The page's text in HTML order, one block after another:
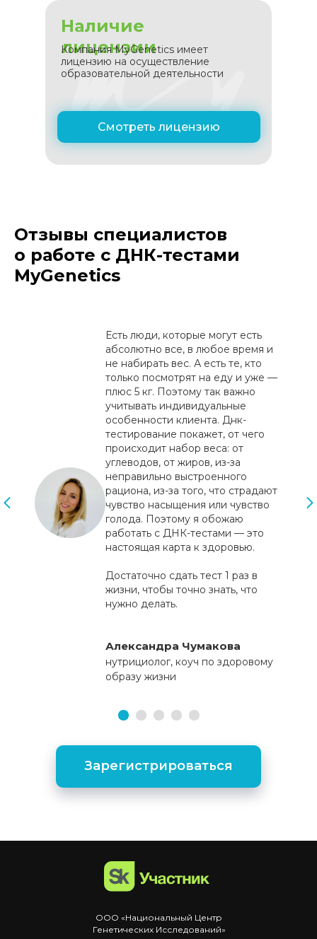
Наличие
лицензии
Смотреть лицензию
Компания MyGenetics имеет
лицензию на осуществление
образовательной деятельности
Отзывы специалистов
о работе с ДНК-тестами
MyGenetics
Есть люди, которые могут есть
абсолютно все, в любое время и
не набирать вес. А есть те, кто
только посмотрят на еду и уже —
плюс 5 кг. Поэтому так важно
учитывать индивидуальные
особенности клиента. Днк-
тестирование покажет, от чего
происходит набор веса: от
углеводов, от жиров, из-за
неправильно выстроенного
рациона, из-за того, что страдают
чувство насыщения или чувство
голода. Поэтому я обожаю
работать с ДНК-тестами — это
настоящая карта к здоровью.
Достаточно сдать тест 1 раз в
жизни, чтобы точно знать, что
нужно делать.
Александра Чумакова
нутрициолог, коуч по здоровому
образу жизни
Зарегистрироваться
ООО «Национальный Центр
Генетических Исследований»